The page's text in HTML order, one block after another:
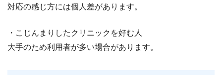
対応の感じ方には個人差があります。
・こじんまりしたクリニックを好む人
大手のため利用者が多い場合があります。